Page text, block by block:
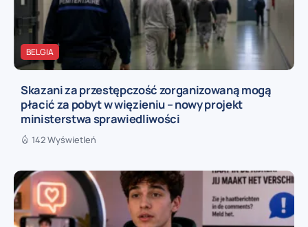
BELGIA
Skazani za przestępczość zorganizowaną mogą
płacić za pobyt w więzieniu – nowy projekt
ministerstwa sprawiedliwości
142 Wyświetleń